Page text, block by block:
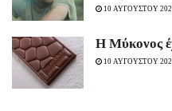
10 ΑΥΓΟΥΣΤΟΥ
Η Μύκονος
10 ΑΥΓΟΥΣΤΟΥ